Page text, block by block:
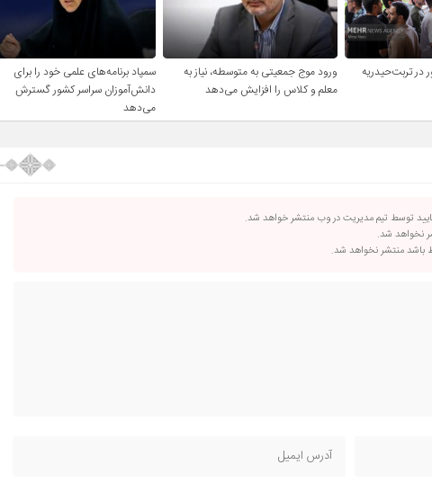
۱۰۰۰ کنکور در تربت‌حیدریه
ورود موج جمعیتی به متوسطه، نیاز به
معلم و کلاس را افزایش می‌دهد
سمپاد برنامه‌های علمی خود را برای
دانش‌آموزان سراسر کشور گسترش
می‌دهد
توسط تیم مدیریت در وب منتشر خواهد شد.
نخواهد شد.
باشد منتشر نخواهد شد.